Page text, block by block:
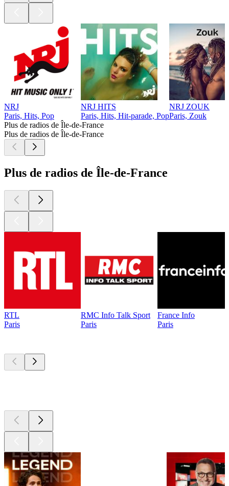
NRJ
Paris, Hits, Pop
NRJ HITS
Paris, Hits, Hit-parade, Pop
NRJ ZOUK
Paris, Zouk
Plus de radios de Île-de-France
Plus de radios de Île-de-France
Plus de radios de Île-de-France
RTL
Paris
RMC Info Talk Sport
Paris
France Info
Paris